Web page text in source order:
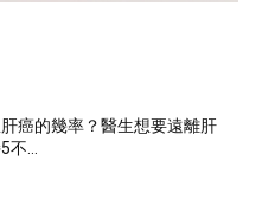
癌的幾率？醫生想要遠離肝
不...